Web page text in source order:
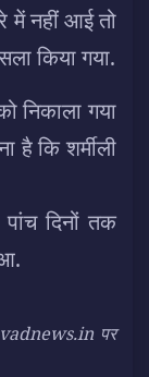
में नहीं आई तो
किया गया.
निकाला गया
कि शर्मीली
दिनों तक
पर